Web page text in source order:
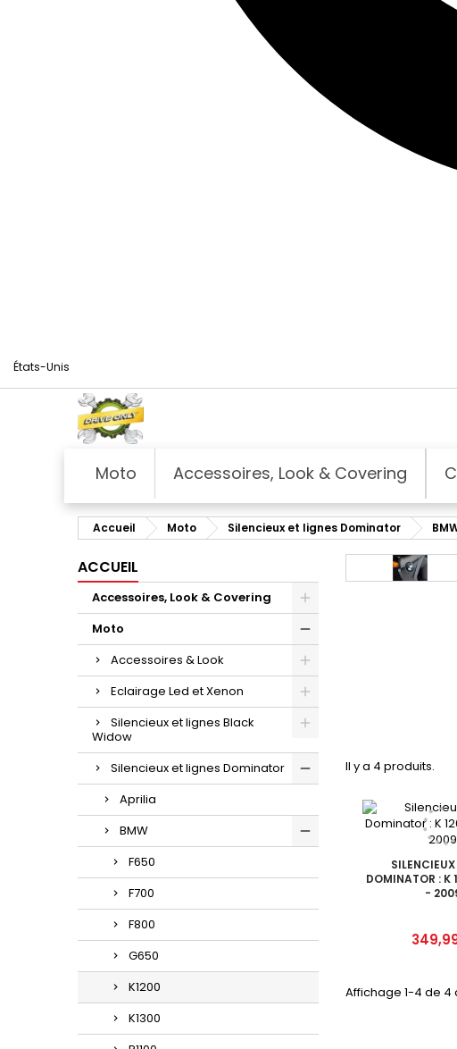
États-Unis
Moto Accessoires, Look & Covering
Accueil Moto Silencieux et lignes Dominator
ACCUEIL
Accessoires, Look & Covering
Moto
Accessoires & Look
Eclairage Led et Xenon
Silencieux et lignes Black
Widow
Silencieux et lignes Dominator
Aprilia
BMW
F650
F700
F800
G650
K1200
K1300
Il y a 4 produits.
DOMINATOR : K
-
Prix
Affichage 1-4 de 4